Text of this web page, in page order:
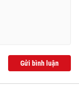
Gửi bình luận